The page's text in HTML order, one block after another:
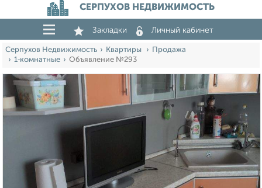
СЕРПУХОВ НЕДВИЖИМОСТЬ
Закладки Личный кабинет
Серпухов Недвижимость Квартиры
Продажа
1‑комнатные
Объявление №293